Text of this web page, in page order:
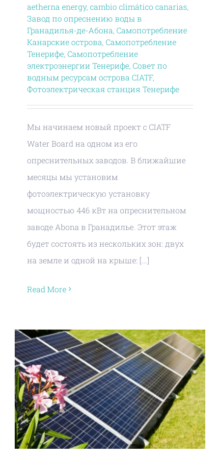
aetherna energy, cambio climático canarias,
Завод по опреснению воды в
Гранадилья-де-Абона, Самопотребление
Канарские острова, Самопотребление
Тенерифе, Самопотребление
электроэнергии Тенерифе, Совет по
водным ресурсам острова CIATF,
Фотоэлектрическая станция Тенерифе
Мы начинаем новый проект с CIATF
Water Board на одном из его
опреснительных заводов. В ближайшие
месяцы мы установим
фотоэлектрическую установку
мощностью 446 кВт на опреснительном
заводе Abona в Гранадилье. Этот этаж
будет состоять из нескольких зон: двух
на земле и одной на крыше: [...]
Read More